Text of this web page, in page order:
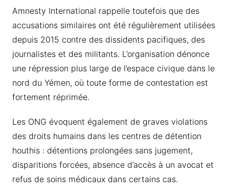
Amnesty International rappelle toutefois que des
accusations similaires ont été régulièrement utilisées
depuis 2015 contre des dissidents pacifiques, des
journalistes et des militants. L’organisation dénonce
une répression plus large de l’espace civique dans le
nord du Yémen, où toute forme de contestation est
fortement réprimée.
Les ONG évoquent également de graves violations
des droits humains dans les centres de détention
houthis : détentions prolongées sans jugement,
disparitions forcées, absence d’accès à un avocat et
refus de soins médicaux dans certains cas.